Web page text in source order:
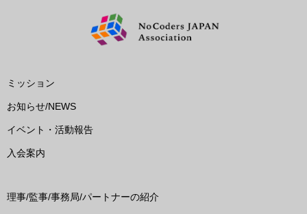
ミッション
お知らせ/NEWS
イベント・活動報告
入会案内
理事/監事/事務局/パートナーの紹介